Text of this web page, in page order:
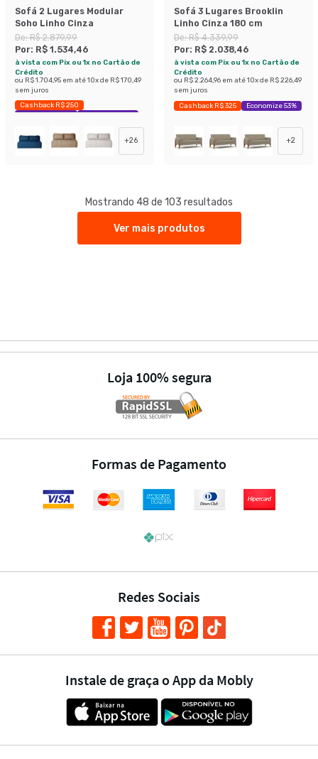
Sofá 2 Lugares Modular
Soho Linho Cinza
De:R$ 2.879,99
Por: R$ 1.534,46
à vista com Pix ou 1x no Cartão de
Crédito
ou R$ 1.704,95 em até10x de R$ 170,49
sem juros
Cashback R$ 250
Exclusivo Mobly
Economize 46%
+26
Sofá 3 Lugares Brooklin
Linho Cinza 180 cm
De:R$ 4.339,99
Por: R$ 2.038,46
à vista com Pix ou 1x no Cartão de
Crédito
ou R$ 2.264,96 em até10x de R$ 226,49
sem juros
Cashback R$ 325 Economize 53%
+2
Mostrando 48 de 103 resultados
Ver mais produtos